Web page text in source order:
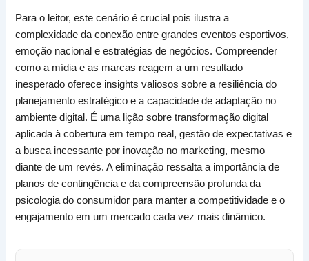
Para o leitor, este cenário é crucial pois ilustra a
complexidade da conexão entre grandes eventos esportivos,
emoção nacional e estratégias de negócios. Compreender
como a mídia e as marcas reagem a um resultado
inesperado oferece insights valiosos sobre a resiliência do
planejamento estratégico e a capacidade de adaptação no
ambiente digital. É uma lição sobre transformação digital
aplicada à cobertura em tempo real, gestão de expectativas e
a busca incessante por inovação no marketing, mesmo
diante de um revés. A eliminação ressalta a importância de
planos de contingência e da compreensão profunda da
psicologia do consumidor para manter a competitividade e o
engajamento em um mercado cada vez mais dinâmico.